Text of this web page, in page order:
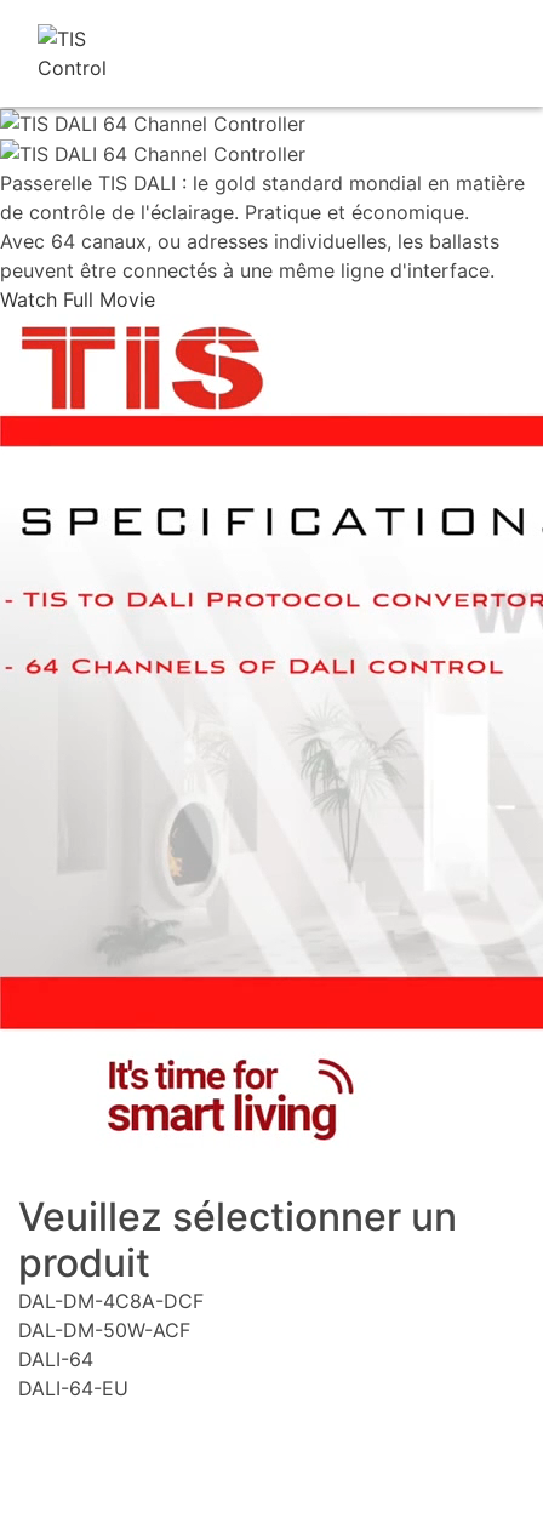
Passerelle TIS DALI : le gold standard mondial en matière
de contrôle de l'éclairage. Pratique et économique.
Avec 64 canaux, ou adresses individuelles, les ballasts
peuvent être connectés à une même ligne d'interface.
Watch Full Movie
Veuillez sélectionner un
produit
DAL-DM-4C8A-DCF
DAL-DM-50W-ACF
DALI-64
DALI-64-EU